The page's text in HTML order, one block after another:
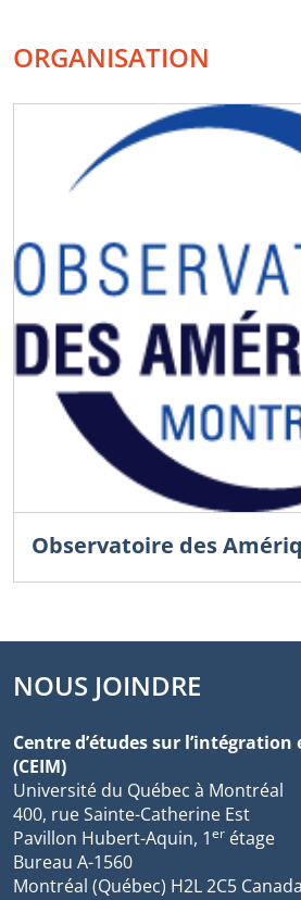
ORGANISATION
Observatoire des
NOUS JOINDRE
Centre d’études sur
(CEIM)
Université du Québec à Montréal
400, rue Sainte-Catherine Est
Pavillon Hubert-Aquin, 1er étage
Bureau A-1560
Montréal (Québec) H2L 2C5 Canada